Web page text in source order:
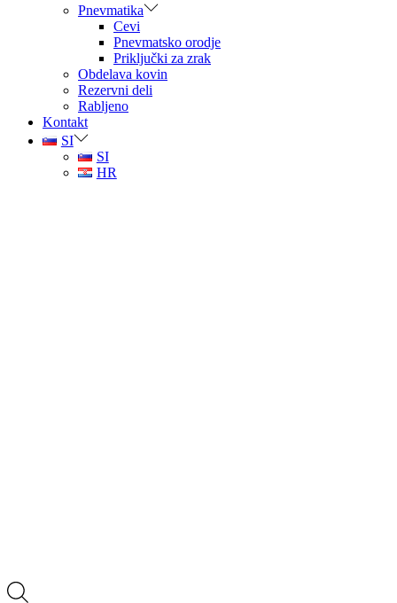
Pnevmatika
Cevi
Pnevmatsko orodje
Priključki za zrak
Obdelava kovin
Rezervni deli
Rabljeno
Kontakt
SI
SI
HR